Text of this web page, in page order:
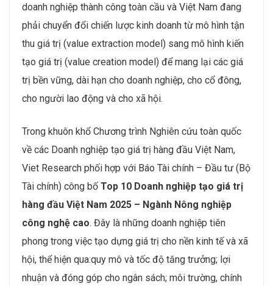
doanh nghiệp thành công toàn cầu và Việt Nam đang
phải chuyển đổi chiến lược kinh doanh từ mô hình tận
thu giá trị (value extraction model) sang mô hình kiến
tạo giá trị (value creation model) để mang lại các giá
trị bền vững, dài hạn cho doanh nghiệp, cho cổ đông,
cho người lao động và cho xã hội.
Trong khuôn khổ Chương trình Nghiên cứu toàn quốc
về các Doanh nghiệp tạo giá trị hàng đầu Việt Nam,
Viet Research phối hợp với Báo Tài chính – Đầu tư (Bộ
Tài chính) công bố Top 10 Doanh nghiệp tạo giá trị
hàng đầu Việt Nam 2025 – Ngành Nông nghiệp
công nghệ cao. Đây là những doanh nghiệp tiên
phong trong việc tạo dựng giá trị cho nền kinh tế và xã
hội, thể hiện qua:quy mô và tốc độ tăng trưởng; lợi
nhuận và đóng góp cho ngân sách; môi trường, chính